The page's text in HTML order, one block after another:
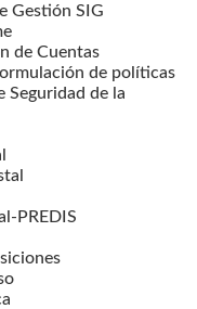
Gestión SIG
de Cuentas
de políticas
Seguridad de la
PREDIS